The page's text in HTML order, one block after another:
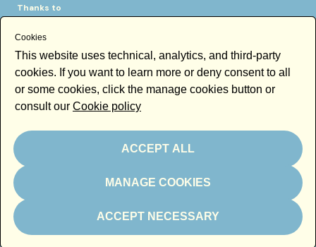
Thanks to
Newsletter
Email
Cookies
This website uses technical, analytics, and third-party
cookies. If you want to learn more or deny consent to all
or some cookies, click the manage cookies button or
consult our Cookie policy
ACCEPT ALL
MANAGE COOKIES
ACCEPT NECESSARY